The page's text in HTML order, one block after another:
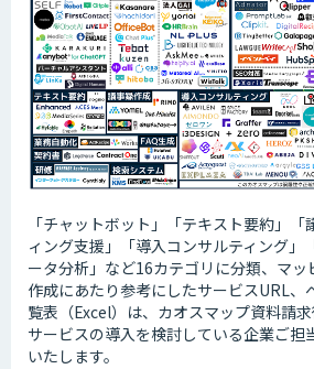
「チャットボット」「テキスト要約」
ィング支援」「導入コンサルティング」
ータ分析」など16カテゴリに分類、マッ
作成にあたり参考にしたサービスURL、
覧表（Excel）は、カオスマップ資料請
サービスの導入を検討している企業ご担
いたします。